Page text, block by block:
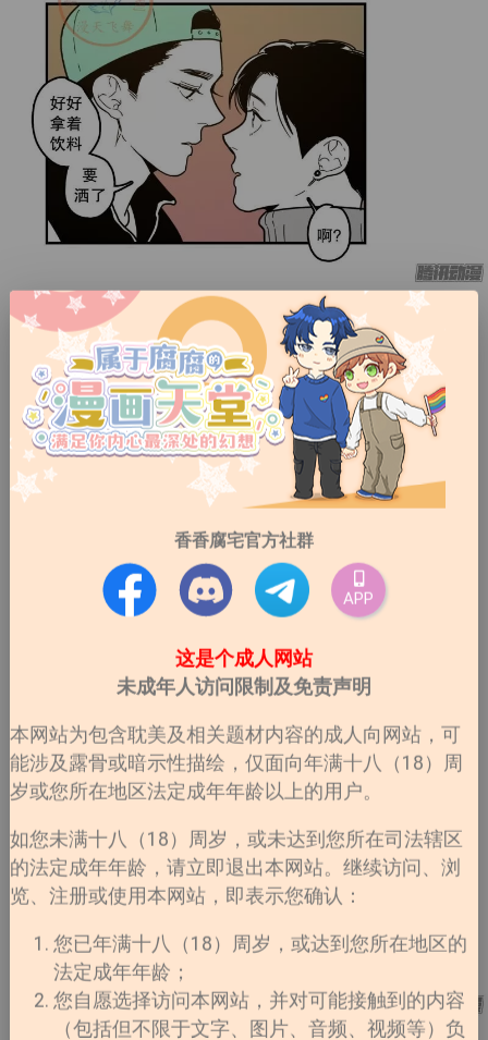
香香腐宅官方社群
APP
这是个成人网站
未成年人访问限制及免责声明
本网站为包含耽美及相关题材内容的成人向网站，可
能涉及露骨或暗示性描绘，仅面向年满十八（18）周
岁或您所在地区法定成年年龄以上的用户。
如您未满十八（18）周岁，或未达到您所在司法辖区
的法定成年年龄，请立即退出本网站。继续访问、浏
览、注册或使用本网站，即表示您确认：
您已年满十八（18）周岁，或达到您所在地区的
法定成年年龄；
您自愿选择访问本网站，并对可能接触到的内容
（包括但不限于文字、图片、音频、视频等）负